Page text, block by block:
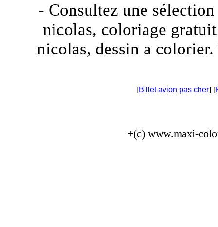
- Consultez une
nicolas, coloriage
nicolas, dessin a
[Billet avion pas cher] [
+(c) www.maxi-